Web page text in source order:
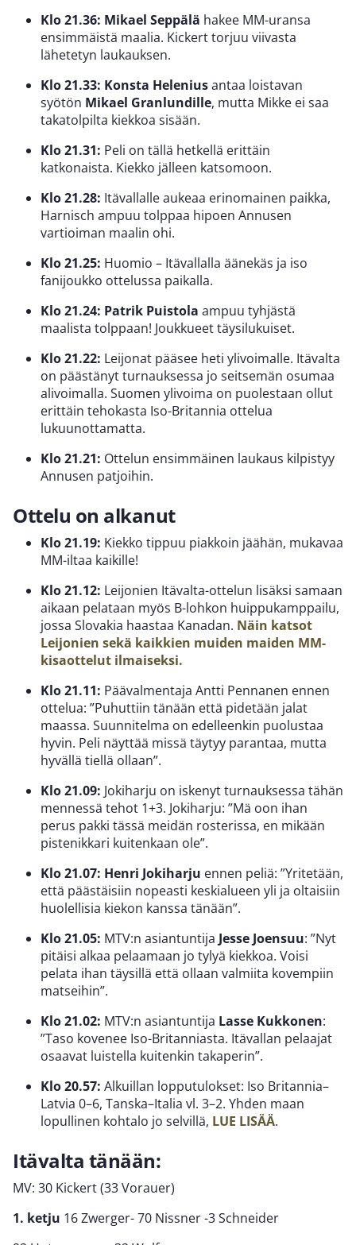
Klo 21.36: Mikael Seppälä hakee MM-uransa
ensimmäistä maalia. Kickert torjuu viivasta
lähetetyn laukauksen.
Klo 21.33: Konsta Heleniusantaa loistavan
syötön Mikael Granlundille, mutta Mikke ei saa
takatolpilta kiekkoa sisään.
Klo 21.31: Peli on tällä hetkellä erittäin
katkonaista. Kiekko jälleen katsomoon.
Klo 21.28: Itävallalle aukeaa erinomainen paikka,
Harnisch ampuu tolppaa hipoen Annusen
vartioiman maalin ohi.
Klo 21.25: Huomio – Itävallalla äänekäs ja iso
fanijoukko ottelussa paikalla.
Klo 21.24: Patrik Puistola ampuu tyhjästä
maalista tolppaan! Joukkueet täysilukuiset.
Klo 21.22: Leijonat pääsee heti ylivoimalle. Itävalta
on päästänyt turnauksessa jo seitsemän osumaa
alivoimalla. Suomen ylivoima on puolestaan ollut
erittäin tehokasta Iso-Britannia ottelua
lukuunottamatta.
Klo 21.21: Ottelun ensimmäinen laukaus kilpistyy
Annusen patjoihin.
Ottelu on alkanut
Klo 21.19: Kiekko tippuu piakkoin jäähän, mukavaa
MM-iltaa kaikille!
Klo 21.12: Leijonien Itävalta-ottelun lisäksi samaan
aikaan pelataan myös B-lohkon huippukamppailu,
jossa Slovakia haastaa Kanadan. Näin katsot
Leijonien sekä kaikkien muiden maiden MM-
kisaottelut ilmaiseksi.
Klo 21.11: Päävalmentaja Antti Pennanen ennen
ottelua: ”Puhuttiin tänään että pidetään jalat
maassa. Suunnitelma on edelleenkin puolustaa
hyvin. Peli näyttää missä täytyy parantaa, mutta
hyvällä tiellä ollaan”.
Klo 21.09: Jokiharju on iskenyt turnauksessa tähän
mennessä tehot 1+3. Jokiharju: ”Mä oon ihan
perus pakki tässä meidän rosterissa, en mikään
pistenikkari kuitenkaan ole”.
Klo 21.07: Henri Jokiharju ennen peliä: ”Yritetään,
että päästäisiin nopeasti keskialueen yli ja oltaisiin
huolellisia kiekon kanssa tänään”.
Klo 21.05: MTV:n asiantuntija Jesse Joensuu: ”Nyt
pitäisi alkaa pelaamaan jo tylyä kiekkoa. Voisi
pelata ihan täysillä että ollaan valmiita kovempiin
matseihin”.
Klo 21.02: MTV:n asiantuntija Lasse Kukkonen:
”Taso kovenee Iso-Britanniasta. Itävallan pelaajat
osaavat luistella kuitenkin takaperin”.
Klo 20.57: Alkuillan lopputulokset: Iso Britannia–
Latvia 0–6, Tanska–Italia vl. 3–2. Yhden maan
lopullinen kohtalo jo selvillä, LUE LISÄÄ.
Itävalta tänään:
MV: 30 Kickert (33 Vorauer)
1. ketju 16 Zwerger- 70 Nissner -3 Schneider